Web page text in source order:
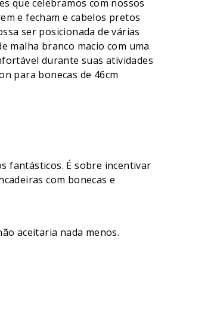
que celebramos com nossos
e fecham e cabelos pretos
ser posicionada de várias
malha branco macio com uma
durante suas atividades
para bonecas de 46cm
fantásticos. É sobre incentivar
com bonecas e
aceitaria nada menos.